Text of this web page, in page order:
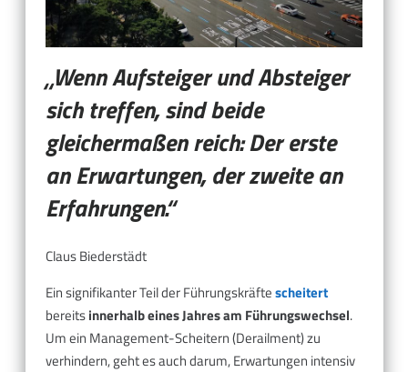
„Wenn Aufsteiger und Absteiger
sich treffen, sind beide
gleichermaßen reich: Der erste
an Erwartungen, der zweite an
Erfahrungen.“
Claus Biederstädt
Ein signifikanter Teil der Führungskräftescheitert
bereitsinnerhalb eines Jahres am Führungswechsel.
Um ein Management-Scheitern (Derailment) zu
verhindern, geht es auch darum, Erwartungen intensiv